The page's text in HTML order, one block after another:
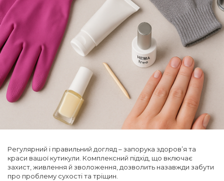
Регулярний і правильний догляд – запорука здоров’я та
краси вашої кутикули. Комплексний підхід, що включає
захист, живлення й зволоження, дозволить назавжди забути
про проблему сухості та тріщин.